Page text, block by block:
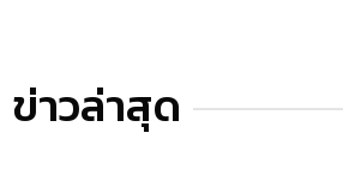
ข่าวล่าสุด